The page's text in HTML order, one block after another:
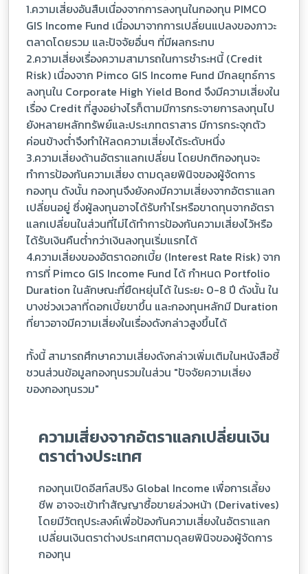
1.ความเสี่ยงอันสืบเนื่องจากการลงทุนในกองทุน PIMCO
GIS Income Fund เนื่องมาจากการเปลี่ยนแปลงของภาวะ
ตลาดโดยรวม และปัจจัยอื่นๆ ที่มีผลกระทบ
2.ความเสี่ยงเรื่องความสามารถในการชำระหนี้ (Credit
Risk) เนื่องจาก Pimco GIS Income Fund มีกลยุทธ์การ
ลงทุนใน Corporate High Yield Bond จึงมีความเสี่ยงใน
เรื่อง Credit ที่สูงอย่างไรก็ตามมีการกระจายการลงทุนไป
ยังหลายหลักทรัพย์และประเภทตราสาร มีการกระจุกตัว
ค่อนข้างต่ำจึงทำให้ลดความเสี่ยงได้ระดับหนึ่ง
3.ความเสี่ยงด้านอัตราแลกเปลี่ยน โดยปกติกองทุนจะ
ทำการป้องกันความเสี่ยง ตามดุลยพินิจของผู้จัดการ
กองทุน ดังนั้น กองทุนจึงยังคงมีความเสี่ยงจากอัตราแลก
เปลี่ยนอยู่ ซึ่งผู้ลงทุนอาจได้รับกำไรหรือขาดทุนจากอัตรา
แลกเปลี่ยนในส่วนที่ไม่ได้ทำการป้องกันความเสี่ยงไว้หรือ
ได้รับเงินคืนต่ำกว่าเงินลงทุนเริ่มแรกได้
4.ความเสี่ยงของอัตราดอกเบี้ย (Interest Rate Risk) จาก
การที่ Pimco GIS Income Fund ได้ กำหนด Portfolio
Duration ในลักษณะที่ยืดหยุ่นได้ ในระยะ 0-8 ปี ดังนั้น ใน
บางช่วงเวลาที่ดอกเบี้ยขาขึ้น และกองทุนหลักมี Duration
ที่ยาวอาจมีความเสี่ยงในเรื่องดังกล่าวสูงขึ้นได้
ทั้งนี้ สามารถศึกษาความเสี่ยงดังกล่าวเพิ่มเติมในหนังสือชี้
ชวนส่วนข้อมูลกองทุนรวมในส่วน "ปัจจัยความเสี่ยง
ของกองทุนรวม"
ความเสี่ยงจากอัตราแลกเปลี่ยนเงิน
ตราต่างประเทศ
กองทุนเปิดอีสท์สปริง Global Income เพื่อการเลี้ยง
ชีพ อาจจะเข้าทำสัญญาซื้อขายล่วงหน้า (Derivatives)
โดยมีวัตถุประสงค์เพื่อป้องกันความเสี่ยงในอัตราแลก
เปลี่ยนเงินตราต่างประเทศตามดุลยพินิจของผู้จัดการ
กองทุน